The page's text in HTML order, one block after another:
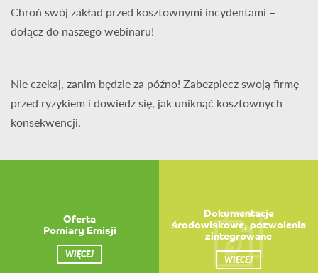
Chroń swój zakład przed kosztownymi incydentami –
dołącz do naszego webinaru!
Nie czekaj, zanim będzie za późno! Zabezpiecz swoją firmę
przed ryzykiem i dowiedz się, jak uniknąć kosztownych
konsekwencji.
Oferta
Pomiary Emisji
WIĘCEJ
Dokumentacje
środowiskowe, pozwolenia
zintegrowane
WIĘCEJ